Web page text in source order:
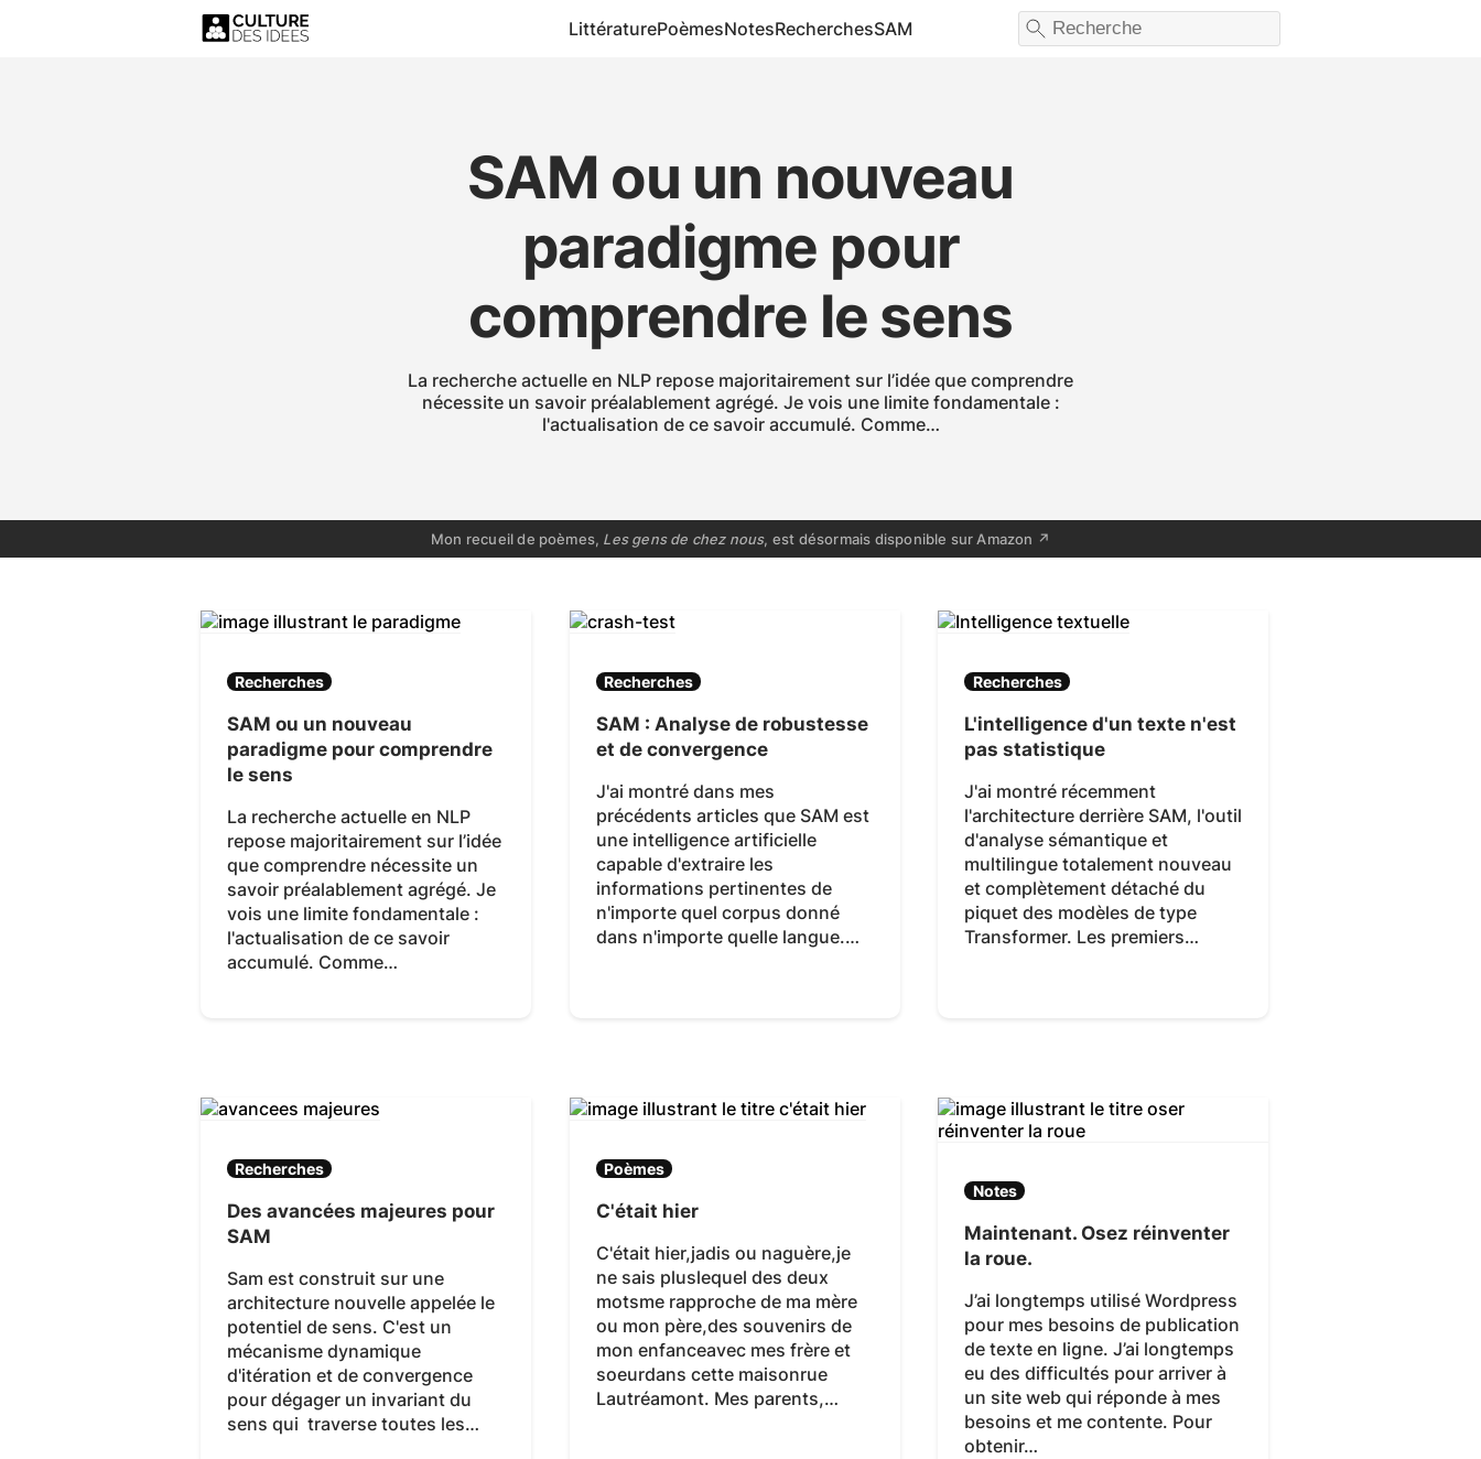
LittératurePoèmesNotesRecherchesSAM
SAM ou un nouveau
paradigme pour
comprendre le sens
La recherche actuelle en NLP repose majoritairement sur l’idée que comprendre
nécessite un savoir préalablement agrégé. Je vois une limite fondamentale :
l'actualisation de ce savoir accumulé. Comme…
Mon recueil de poèmes, Les gens de chez nous, est désormais disponible sur Amazon ↗
Recherches
SAM ou un nouveau
paradigme pour comprendre
le sens
La recherche actuelle en NLP
repose majoritairement sur l’idée
que comprendre nécessite un
savoir préalablement agrégé. Je
vois une limite fondamentale :
l'actualisation de ce savoir
accumulé. Comme…
Recherches
SAM : Analyse de robustesse
et de convergence
J'ai montré dans mes
précédents articles que SAM est
une intelligence artificielle
capable d'extraire les
informations pertinentes de
n'importe quel corpus donné
dans n'importe quelle langue.…
Recherches
L'intelligence d'un texte n'est
pas statistique
J'ai montré récemment
l'architecture derrière SAM, l'outil
d'analyse sémantique et
multilingue totalement nouveau
et complètement détaché du
piquet des modèles de type
Transformer. Les premiers…
Recherches
Des avancées majeures pour
SAM
Sam est construit sur une
architecture nouvelle appelée le
potentiel de sens. C'est un
mécanisme dynamique
d'itération et de convergence
pour dégager un invariant du
sens qui traverse toutes les…
Poèmes
C'était hier
C'était hier,jadis ou naguère,je
ne sais pluslequel des deux
motsme rapproche de ma mère
ou mon père,des souvenirs de
mon enfanceavec mes frère et
soeurdans cette maisonrue
Lautréamont. Mes parents,…
Notes
Maintenant. Osez réinventer
la roue.
J’ai longtemps utilisé Wordpress
pour mes besoins de publication
de texte en ligne. J’ai longtemps
eu des difficultés pour arriver à
un site web qui réponde à mes
besoins et me contente. Pour
obtenir…